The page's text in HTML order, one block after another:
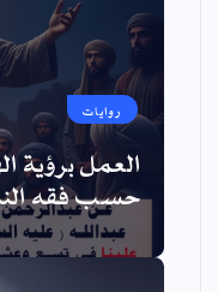
روايات
العمل برؤية
حسب فقه